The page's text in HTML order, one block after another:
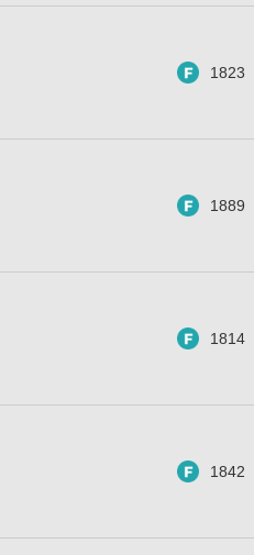
1823
1889
1814
1842